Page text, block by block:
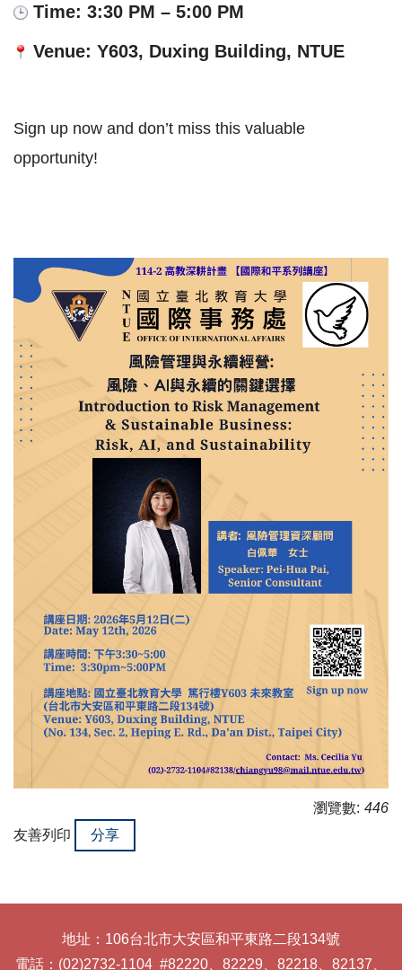
Time: 3:30 PM – 5:00 PM
Venue: Y603, Duxing Building, NTUE
Sign up now and don’t miss this valuable
opportunity!
瀏覽數: 446
友善列印
分享
地址：106台北市大安區和平東路二段134號
電話：(02)2732-1104 #82220、82229、82218、82137、